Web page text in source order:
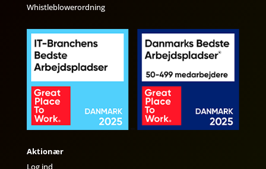
Whistleblowerordning
Aktionær
Log ind